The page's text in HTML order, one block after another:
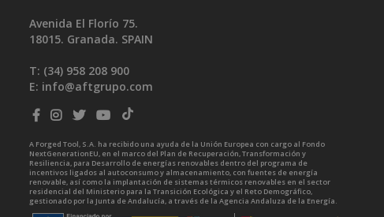
Avenida El Florío 75.
18015. Granada. SPAIN
T: (34) 958 208 900
E: info@aftgrupo.com
A Forged Tool, S.A. ha recibido una ayuda de la Unión Europea con cargo al Fondo
NextGenerationEU, en el marco del Plan de Recuperación, Transformación y
Resiliencia, para Desarrollo de energías renovables dentro del programa de
incentivos ligados al autoconsumo y almacenamiento, con fuentes de energía
renovable, así como la implantación de sistemas térmicos renovables en el sector
residencial del Ministerio para la Transición Ecológica y el Reto Demográfico,
gestionado por la Junta de Andalucía, a través de la Agencia Andaluza de la Energía.